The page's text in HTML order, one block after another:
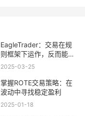
EagleTrader：交易在规
则框架下运作，反而能强
化自身纪律
2025-03-25
​掌握ROTE交易策略：在
波动中寻找稳定盈利
2025-01-18